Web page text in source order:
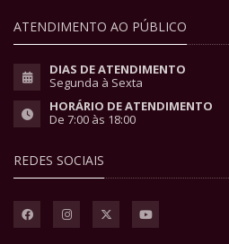
ATENDIMENTO AO PÚBLICO
DIAS DE ATENDIMENTO
Segunda à Sexta
HORÁRIO DE ATENDIMENTO
De 7:00 às 18:00
REDES SOCIAIS